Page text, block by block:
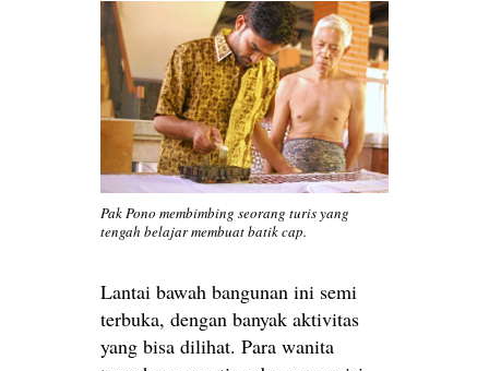
Pak Pono membimbing seorang turis yang
tengah belajar membuat batik cap.
Lantai bawah bangunan ini semi
terbuka, dengan banyak aktivitas
yang bisa dilihat. Para wanita